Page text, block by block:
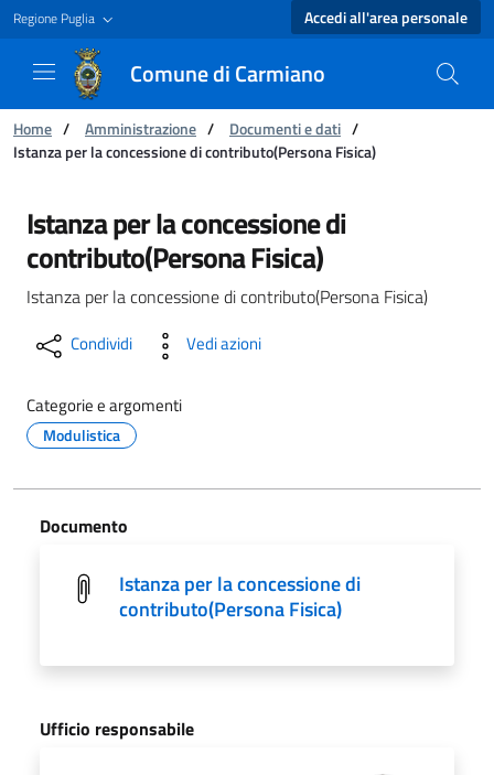
Regione Puglia Accedi all'area personale
Comune di Carmiano
Ti trovi in:
Home / Amministrazione / Documenti e dati /
Istanza per la concessione di contributo(Persona Fisica)
Istanza per la concessione di
Istanza per la concessione di
contributo(Persona Fisica)
Istanza per la concessione di contributo(Persona Fisica)
Condividi Vedi azioni
Categorie e argomenti
Modulistica
Documento
Istanza per la concessione di
contributo(Persona Fisica)
Ufficio responsabile